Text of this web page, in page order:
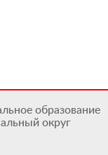
образование
округ